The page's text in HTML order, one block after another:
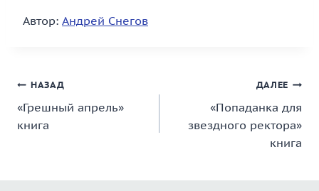
Автор: Андрей Снегов
Навигация
по
записям
НАЗАД
«Грешный апрель»
книга
ДАЛЕЕ
«Попаданка для
звездного ректора»
книга